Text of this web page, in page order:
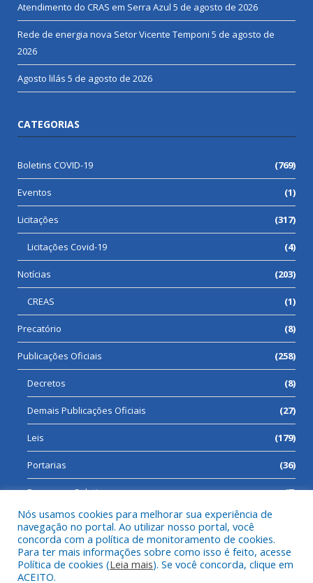
Atendimento do CRAS em Serra Azul 5 de agosto de 2026
Rede de energia nova Setor Vicente Temponi 5 de agosto de
2026
Agosto lilás 5 de agosto de 2026
CATEGORIAS
Boletins COVID-19 (769)
Eventos (1)
Licitações (317)
Licitações Covid-19 (4)
Notícias (203)
CREAS (1)
Precatório (8)
Publicações Oficiais (258)
Decretos (8)
Demais Publicações Oficiais (27)
Leis (179)
Portarias (36)
Processos Seletivos (7)
Todos os direitos reservados a Prefeitura Municipal de Cumaru
do Norte.
Nós usamos cookies para melhorar sua experiência de
navegação no portal. Ao utilizar nosso portal, você
concorda com a política de monitoramento de cookies.
Para ter mais informações sobre como isso é feito, acesse
Política de cookies (Leia mais). Se você concorda, clique em
ACEITO.